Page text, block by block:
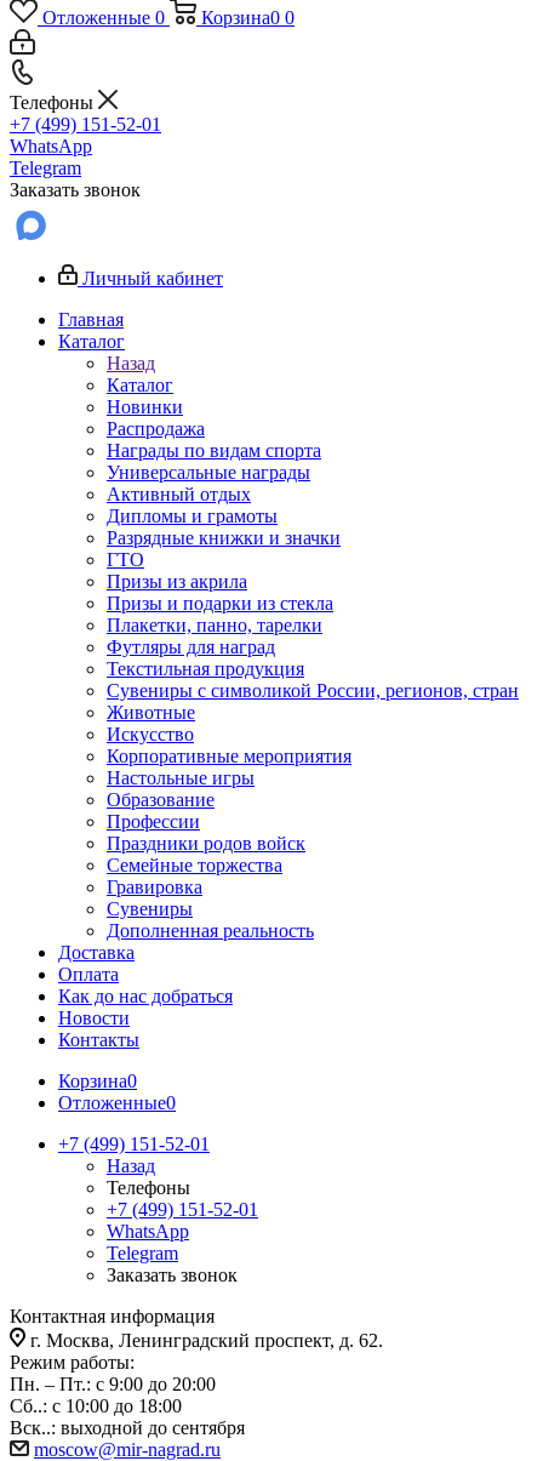
Отложенные 0 Корзина0 0
Телефоны
+7 (499) 151-52-01
WhatsApp
Telegram
Заказать звонок
Личный кабинет
Главная
Каталог
Назад
Каталог
Новинки
Распродажа
Награды по видам спорта
Универсальные награды
Активный отдых
Дипломы и грамоты
Разрядные книжки и значки
ГТО
Призы из акрила
Призы и подарки из стекла
Плакетки, панно, тарелки
Футляры для наград
Текстильная продукция
Сувениры с символикой России, регионов, стран
Животные
Искусство
Корпоративные мероприятия
Настольные игры
Образование
Профессии
Праздники родов войск
Семейные торжества
Гравировка
Сувениры
Дополненная реальность
Доставка
Оплата
Как до нас добраться
Новости
Контакты
Корзина0
Отложенные0
+7 (499) 151-52-01
Назад
Телефоны
+7 (499) 151-52-01
WhatsApp
Telegram
Заказать звонок
Контактная информация
г. Москва, Ленинградский проспект, д. 62.
Режим работы:
Пн. – Пт.: с 9:00 до 20:00
Сб..: с 10:00 до 18:00
Вск..: выходной до сентября
moscow@mir-nagrad.ru